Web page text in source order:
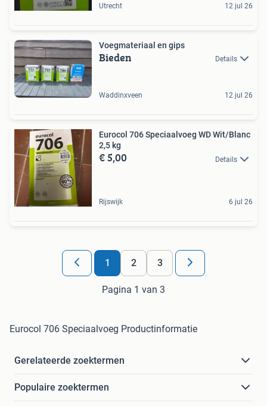
Utrecht 12 jul 26
Voegmateriaal en gips
Bieden Details
Waddinxveen 12 jul 26
Eurocol 706 Speciaalvoeg WD Wit/Blanc
2,5 kg
€ 5,00 Details
Rijswijk 6 jul 26
1 2 3
Pagina 1 van 3
Eurocol 706 Speciaalvoeg Productinformatie
Gerelateerde zoektermen
Populaire zoektermen